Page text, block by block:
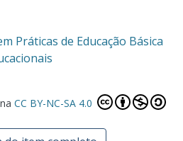
Práticas de Educação Básica
CC BY-NC-SA 4.0